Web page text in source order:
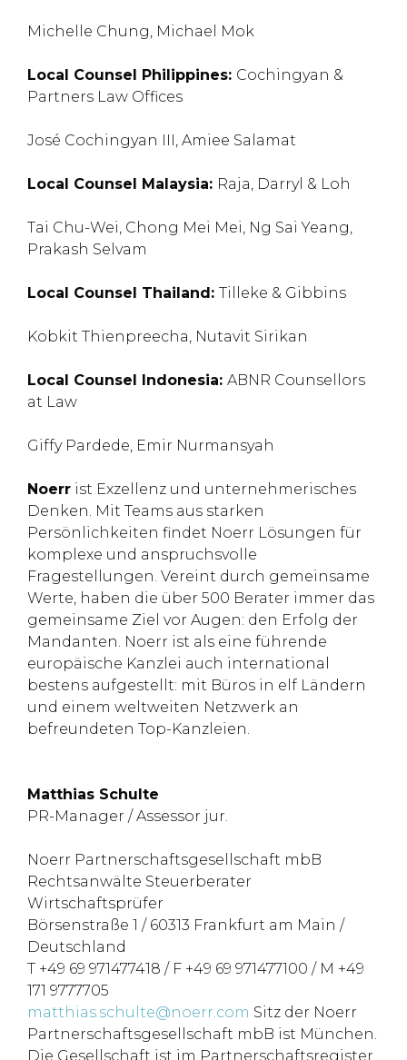
Michelle Chung, Michael Mok
Local Counsel Philippines: Cochingyan &
Partners Law Offices
José Cochingyan III, Amiee Salamat
Local Counsel Malaysia: Raja, Darryl & Loh
Tai Chu-Wei, Chong Mei Mei, Ng Sai Yeang,
Prakash Selvam
Local Counsel Thailand: Tilleke & Gibbins
Kobkit Thienpreecha, Nutavit Sirikan
Local Counsel Indonesia: ABNR Counsellors
at Law
Giffy Pardede, Emir Nurmansyah
Noerr ist Exzellenz und unternehmerisches
Denken. Mit Teams aus starken
Persönlichkeiten findet Noerr Lösungen für
komplexe und anspruchsvolle
Fragestellungen. Vereint durch gemeinsame
Werte, haben die über 500 Berater immer das
gemeinsame Ziel vor Augen: den Erfolg der
Mandanten. Noerr ist als eine führende
europäische Kanzlei auch international
bestens aufgestellt: mit Büros in elf Ländern
und einem weltweiten Netzwerk an
befreundeten Top-Kanzleien.
Matthias Schulte
PR-Manager / Assessor jur.
Noerr Partnerschaftsgesellschaft mbB
Rechtsanwälte Steuerberater
Wirtschaftsprüfer
Börsenstraße 1 / 60313 Frankfurt am Main /
Deutschland
T +49 69 971477418 / F +49 69 971477100 / M +49
171 9777705
matthias.schulte@noerr.com Sitz der Noerr
Partnerschaftsgesellschaft mbB ist München.
Die Gesellschaft ist im Partnerschaftsregister